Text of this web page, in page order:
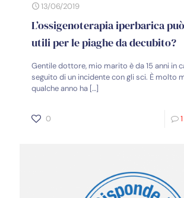
13/06/2019
L’ossigenoterapia iperbarica
utili per le piaghe da decubito?
Gentile dottore, mio marito è da 15 anni in
seguito di un incidente con gli sci. È molto
qualche anno ha […]
0 1